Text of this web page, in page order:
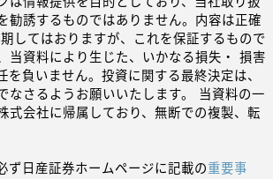
勧誘するものではありません。内容は正確
してはおりますが、これを保証するもので
当資料により生じた、いかなる損失・ 損害
を負いません。投資に関する最終決定は、
なさるようお願いいたします。 当資料の一
式会社に帰属しており、無断での複製、転
ず日産証券ホームページに記載の重要事